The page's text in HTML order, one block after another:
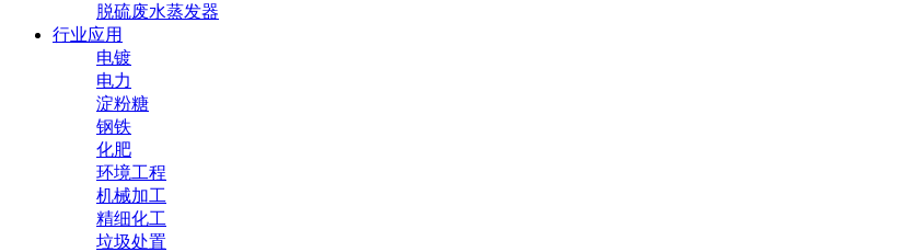
脱硫废水蒸发器
行业应用
电镀
电力
淀粉糖
钢铁
化肥
环境工程
机械加工
精细化工
垃圾处置